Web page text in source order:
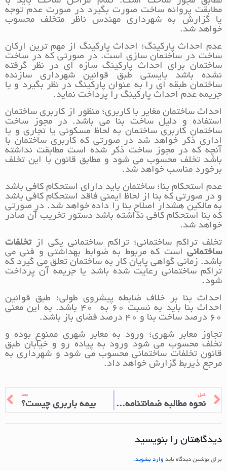
مطابقت پروانه ساخت صورت بگیرد در صورت عدم توجه
یا گزارش به شهرداری مهندس ناظر متخلف محسوب
خواهد شد.
عدم احداث پارکینگ؛ احداث پارکینگ از مهم ترین ارکان
ساخت در ساختمان سازی است. در صورتی که در ساخت
ساختمان برای احداث پارکینگ سازه ای در نظر گرفته
نشده باشد بایستی طبق قوانین شهرداری سازنده
ساختمان طبقه ای را به عنوان پارکینگ در نظر بگیرد و یا
جریمه عدم احداث پارکینگ را پرداخت نماید.
احداث ساختمان مغایر با کاربری؛ منظور از کاربری ساختمان
استفاده و دلیل ساخت بنا می باشد. در مجوز ساخت
ساختمان کاربری ساختمان به لحاظ مسکونی یا تجاری و یا
اداری ذکر خواهد شد در صورتی که کاربری ساختمان با
آنچه که در مجوز ساخت ذکر شده است مطابقت نداشته
باشد تخلف محسوب می شود و مطابق قانون با این تخلف
برخورد مناسب خواهد شد.
عدم استحکام بنا؛ ساختمان باید دارای استحکام کافی باشد
و در صورتی که بنا از لحاظ ایمنی فاقد استحکام کافی باشد
به مالکین هشدار اصلاح بنا را داده خواهد شد. در صورتی
که بنا استحکام کافی نداشته باشد دستور تخریب آن صادر
خواهد شد.
تخلف تراکم ساختمانی؛ تراکم ساختمانی یکی ازتخلفات
ساختمانی است که مربوط به ضوابط بهداشتی و فنی می
باشد. زمانی گواهی پایان کار به ساختمان تعلق می گیرد که
تراکم ساختمانی رعایت شده باشد یا جریمه آن پرداخت
شود.
احداث بنا بر خلاف ضابطه پیشروی طولی؛ طبق قوانین
احداث بنا باید به نسبت 60 به 40 باشد. به این معنی
60 درصد ساخت بنا و 40 درصد فضای باز باشد.
تجاوز معابر شهری؛ ورود به معابر شهری ممنوع بوده و
تخلف محسوب می شود ورود به پیاده رو و خیابان طبق
قانون تخلفات ساختمانی محسوب می شود و شهرداری به
مرجع ذیربط گزارش خواهد داد.
قبل
نحوه مطالبه ضمانتنامه بانکی
بعد
بیمه باربری چیست؟
دیدگاهتان را بنویسید
برای نوشتن دیدگاه باید وارد بشوید.